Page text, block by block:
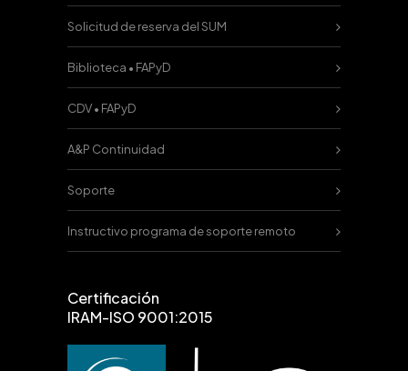
Solicitud de reserva del SUM
Biblioteca • FAPyD
CDV • FAPyD
A&P Continuidad
Soporte
Instructivo programa de soporte remoto
Certificación
IRAM-ISO 9001:2015